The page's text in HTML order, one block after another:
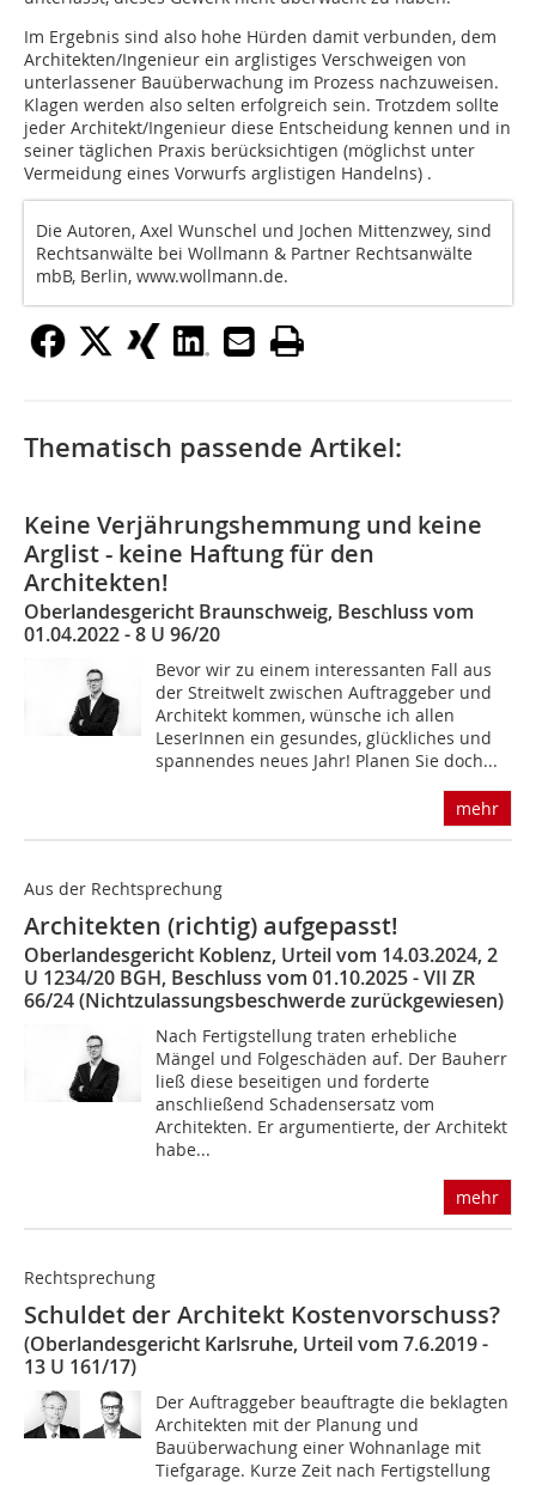
Im Ergebnis sind also hohe Hürden damit verbunden, dem
Architekten/Ingenieur ein arglistiges Verschweigen von
unterlassener Bauüberwachung im Prozess nachzuweisen.
Klagen werden also selten erfolgreich sein. Trotzdem sollte
jeder Architekt/Ingenieur diese Entscheidung kennen und in
seiner täglichen Praxis berücksichtigen (möglichst unter
Vermeidung eines Vorwurfs arglistigen Handelns) .
Die Autoren, Axel Wunschel und Jochen Mittenzwey, sind
Rechtsanwälte bei Wollmann & Partner Rechtsanwälte
mbB, Berlin, www.wollmann.de.
Thematisch passende Artikel:
Keine Verjährungshemmung und keine
Arglist - keine Haftung für den
Architekten!
Oberlandesgericht Braunschweig, Beschluss vom
01.04.2022 - 8 U 96/20
Bevor wir zu einem interessanten Fall aus
der Streitwelt zwischen Auftraggeber und
Architekt kommen, wünsche ich allen
LeserInnen ein gesundes, glückliches und
spannendes neues Jahr! Planen Sie doch...
mehr
Aus der Rechtsprechung
Architekten (richtig) aufgepasst!
Oberlandesgericht Koblenz, Urteil vom 14.03.2024, 2
U 1234/20 BGH, Beschluss vom 01.10.2025 - VII ZR
66/24 (Nichtzulassungsbeschwerde zurückgewiesen)
Nach Fertigstellung traten erhebliche
Mängel und Folgeschäden auf. Der Bauherr
ließ diese beseitigen und forderte
anschließend Schadensersatz vom
Architekten. Er argumentierte, der Architekt
habe...
mehr
Rechtsprechung
Schuldet der Architekt Kostenvorschuss?
(Oberlandesgericht Karlsruhe, Urteil vom 7.6.2019 -
13 U 161/17)
Der Auftraggeber beauftragte die beklagten
Architekten mit der Planung und
Bauüberwachung einer Wohnanlage mit
Tiefgarage. Kurze Zeit nach Fertigstellung